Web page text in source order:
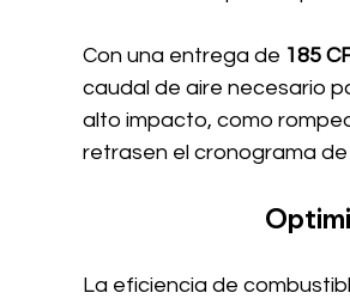
Con una entrega de 185
caudal de aire necesario
alto impacto, como
retrasen el cronograma
La eficiencia de